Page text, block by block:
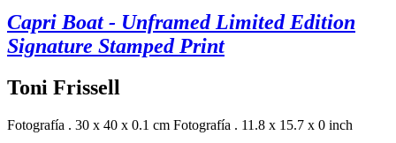
Capri Boat - Unframed Limited Edition
Signature Stamped Print
Toni Frissell
Fotografía . 30 x 40 x 0.1 cm Fotografía . 11.8 x 15.7 x 0 inch